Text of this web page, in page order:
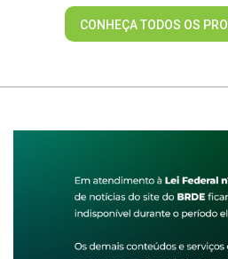
CONHEÇA TODOS OS